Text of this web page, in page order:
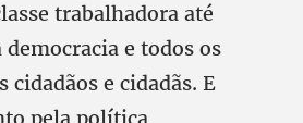
trabalhadora até
democracia e todos os
cidadãos e cidadãs. E